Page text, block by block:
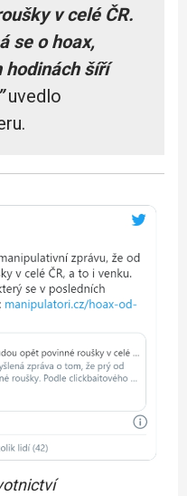
v celé ČR.
se o hoax,
hodinách šíří
uvedlo